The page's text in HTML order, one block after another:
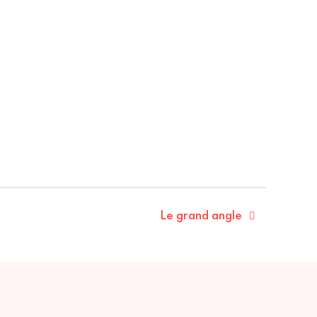
Le grand angle